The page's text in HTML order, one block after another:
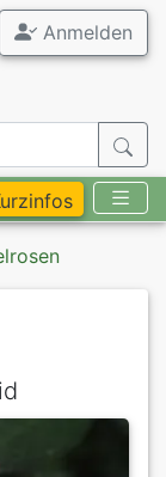
Anmelden